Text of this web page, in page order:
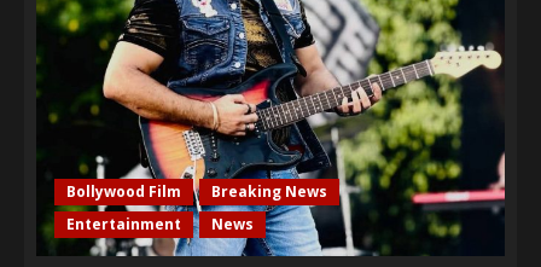
Bollywood Film
Breaking News
Entertainment
News